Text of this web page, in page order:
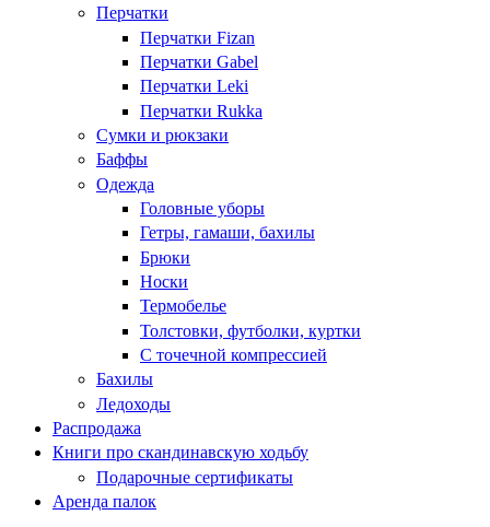
Перчатки
Перчатки Fizan
Перчатки Gabel
Перчатки Leki
Перчатки Rukka
Сумки и рюкзаки
Баффы
Одежда
Головные уборы
Гетры, гамаши, бахилы
Брюки
Носки
Термобелье
Толстовки, футболки, куртки
С точечной компрессией
Бахилы
Ледоходы
Распродажа
Книги про скандинавскую ходьбу
Подарочные сертификаты
Аренда палок